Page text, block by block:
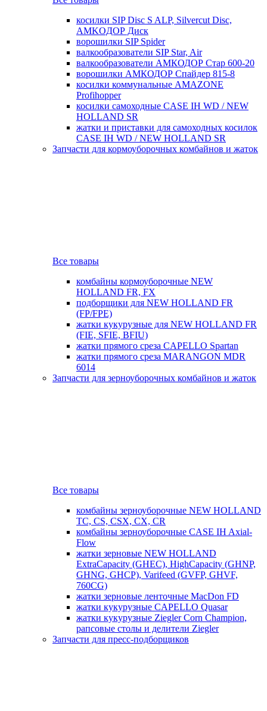
косилки SIP Disc S ALP, Silvercut Disc,
AMKOДОР Диск
ворошилки SIP Spider
валкообразователи SIP Star, Air
валкообразователи АМКОДОР Стар 600-20
ворошилки АМКОДОР Спайдер 815-8
косилки коммунальные AMAZONE
Profihopper
косилки самоходные CASE IH WD / NEW
HOLLAND SR
жатки и приставки для самоходных косилок
CASE IH WD / NEW HOLLAND SR
Запчасти для кормоуборочных комбайнов и жаток
Все товары
комбайны кормоуборочные NEW
HOLLAND FR, FX
подборщики для NEW HOLLAND FR
(FP/FPE)
жатки кукурузные для NEW HOLLAND FR
(FIE, SFIE, BFIU)
жатки прямого среза CAPELLO Spartan
жатки прямого среза MARANGON MDR
6014
Запчасти для зерноуборочных комбайнов и жаток
Все товары
комбайны зерноуборочные NEW HOLLAND
TC, CS, CSX, CX, CR
комбайны зерноуборочные CASE IH Axial-
Flow
жатки зерновые NEW HOLLAND
ExtraCapacity (GHEC), HighCapacity (GHNP,
GHNG, GHCP), Varifeed (GVFP, GHVF,
760CG)
жатки зерновые ленточные MacDon FD
жатки кукурузные CAPELLO Quasar
жатки кукурузные Ziegler Corn Champion,
рапсовые столы и делители Ziegler
Запчасти для пресс-подборщиков